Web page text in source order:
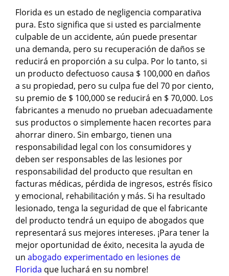
Florida es un estado de negligencia comparativa
pura. Esto significa que si usted es parcialmente
culpable de un accidente, aún puede presentar
una demanda, pero su recuperación de daños se
reducirá en proporción a su culpa. Por lo tanto, si
un producto defectuoso causa $ 100,000 en daños
a su propiedad, pero su culpa fue del 70 por ciento,
su premio de $ 100,000 se reducirá en $ 70,000. Los
fabricantes a menudo no prueban adecuadamente
sus productos o simplemente hacen recortes para
ahorrar dinero. Sin embargo, tienen una
responsabilidad legal con los consumidores y
deben ser responsables de las lesiones por
responsabilidad del producto que resultan en
facturas médicas, pérdida de ingresos, estrés físico
y emocional, rehabilitación y más. Si ha resultado
lesionado, tenga la seguridad de que el fabricante
del producto tendrá un equipo de abogados que
representará sus mejores intereses. ¡Para tener la
mejor oportunidad de éxito, necesita la ayuda de
un abogado experimentado en lesiones de
Florida que luchará en su nombre!